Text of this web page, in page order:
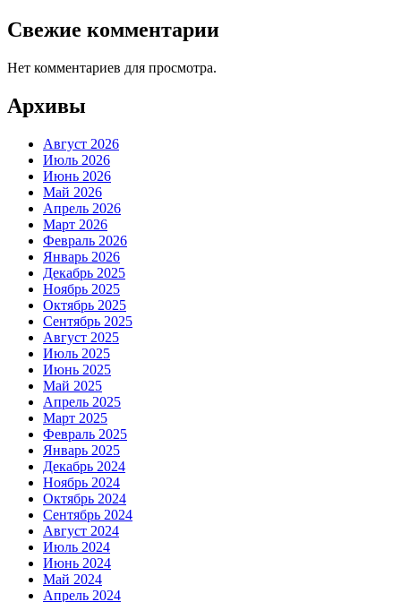
Свежие комментарии
Нет комментариев для просмотра.
Архивы
Август 2026
Июль 2026
Июнь 2026
Май 2026
Апрель 2026
Март 2026
Февраль 2026
Январь 2026
Декабрь 2025
Ноябрь 2025
Октябрь 2025
Сентябрь 2025
Август 2025
Июль 2025
Июнь 2025
Май 2025
Апрель 2025
Март 2025
Февраль 2025
Январь 2025
Декабрь 2024
Ноябрь 2024
Октябрь 2024
Сентябрь 2024
Август 2024
Июль 2024
Июнь 2024
Май 2024
Апрель 2024